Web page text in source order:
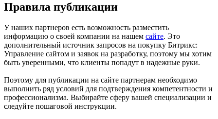
Правила публикации
У наших партнеров есть возможность разместить
информацию о своей компании на нашем сайте. Это
дополнительный источник запросов на покупку Битрикс:
Управление сайтом и заявок на разработку, поэтому мы хотим
быть уверенными, что клиенты попадут в надежные руки.
Поэтому для публикации на сайте партнерам необходимо
выполнить ряд условий для подтверждения компетентности и
профессионализма. Выбирайте сферу вашей специализации и
следуйте пошаговой инструкции.